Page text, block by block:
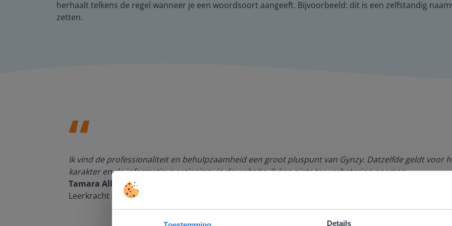
Details
herhaalt telkens de regel wanneer je een woordsoort aangeeft. Bijvoorbeeld: dit is een zelfstandig
zetten.
Ik vind de professionaliteit en behulpzaamheid een groot pluspunt van Gynzy. Datzelfde geldt voor
karakter en de informatievoorziening via de website. Ik kan niets ter verbetering noemen.
Tamara Alkemade
Leerkracht / ICT-coördinator op de Prinses Margrietschool